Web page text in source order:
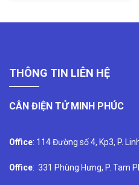
THÔNG TIN LIÊN HỆ
CÂN ĐIỆN TỬ MINH PHÚC
Office: 114 Đường số 4, Kp3, P.
Office: 331 Phùng Hưng, P. Tam